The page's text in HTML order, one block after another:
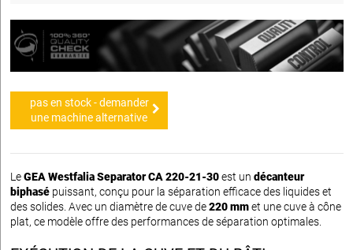
pas en stock - demander
une machine alternative
LeGEA Westfalia Separator CA 220-21-30est un décanteur
biphasé puissant, conçu pour la séparation efficace des liquides et
des solides. Avec un diamètre de cuve de220 mmet une cuve à cône
plat, ce modèle offre des performances de séparation optimales.